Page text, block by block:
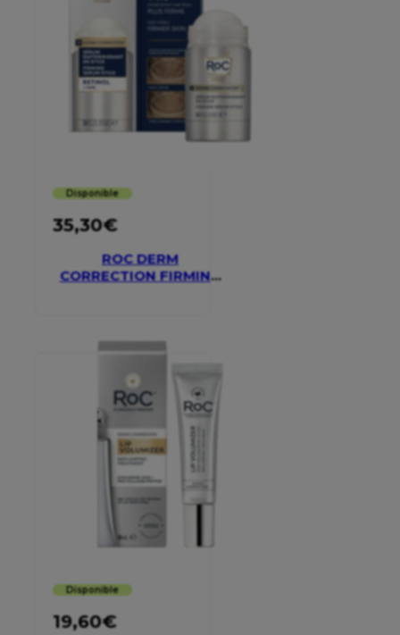
Disponible
35,30€
ROC DERM
CORRECTION FIRMING
Disponible
19,60€